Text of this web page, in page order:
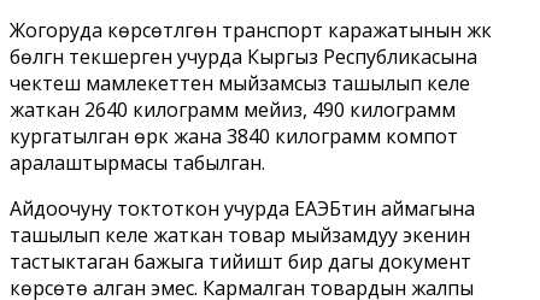
Жогоруда көрсөтүлгөн транспорт каражатынын жүк
бөлүгүн текшерген учурда Кыргыз Республикасына
чектеш мамлекеттен мыйзамсыз ташылып келе
жаткан 2640 килограмм мейиз, 490 килограмм
кургатылган өрүк жана 3840 килограмм компот
аралаштырмасы табылган.
Айдоочуну токтоткон учурда ЕАЭБтин аймагына
ташылып келе жаткан товар мыйзамдуу экенин
тастыктаган бажыга тийиштүү бир дагы документ
көрсөтө алган эмес. Кармалган товардын жалпы